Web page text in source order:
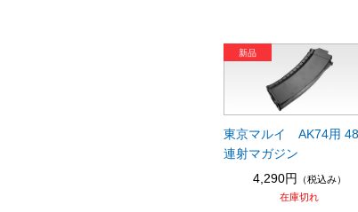
東京マルイ AK74用
連射マガジン
4,290円
（税込み）
在庫切れ